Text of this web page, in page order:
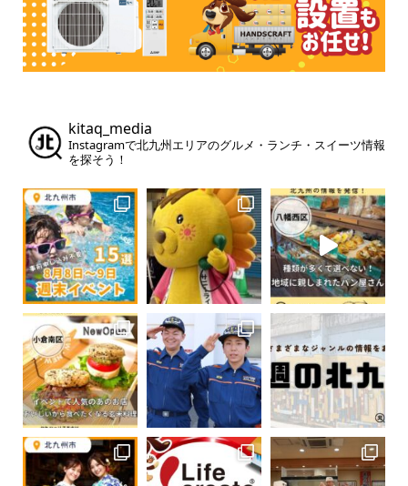
kitaq_media
Instagramで北九州エリアのグルメ・ランチ・スイーツ情報
を探そう！